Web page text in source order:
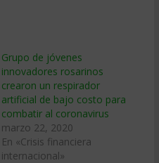
Grupo de jóvenes
innovadores rosarinos
crearon un respirador
artificial de bajo costo para
combatir al coronavirus
marzo 22, 2020
En «Crisis financiera
internacional»